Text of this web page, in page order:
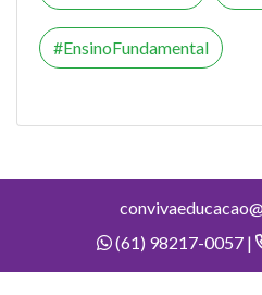
EnsinoFundamental
(61) 98217-0057 |